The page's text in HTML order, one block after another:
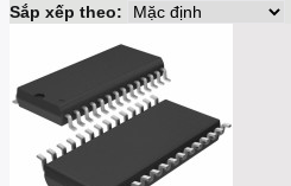
Sắp xếp theo: